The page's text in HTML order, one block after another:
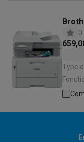
0
Type
Scanner | Imprimante couleur: